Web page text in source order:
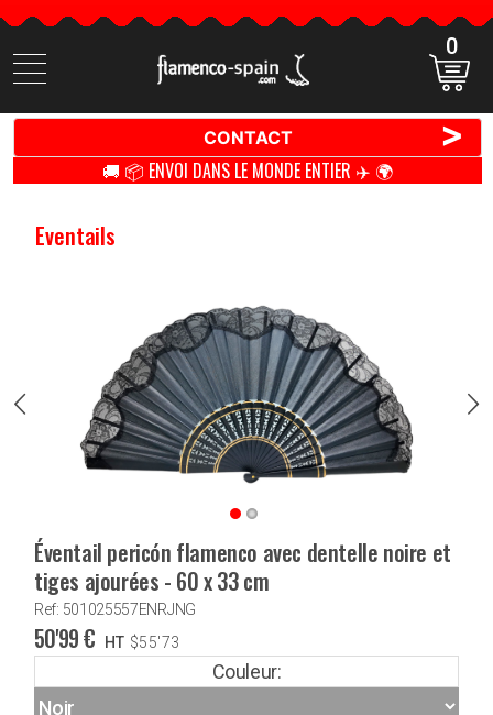
Cherchez
des
0
CONTACT >
🚚 📦 ENVOI DANS LE MONDE ENTIER ✈️ 🌍
Eventails
Éventail pericón flamenco avec dentelle noire et
tiges ajourées - 60 x 33 cm
Ref: 501025557ENRJNG
50'99€ HT $55'73
Couleur: